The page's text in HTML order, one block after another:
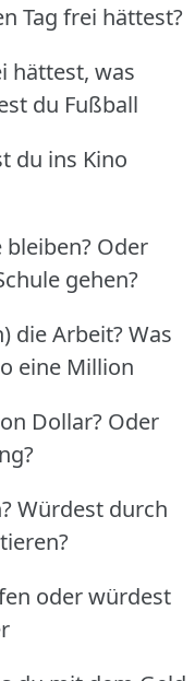
Tag frei hättest?
hättest, was
du Fußball
du ins Kino
bleiben? Oder
gehen?
die Arbeit? Was
eine Million
Dollar? Oder
Würdest durch
oder würdest